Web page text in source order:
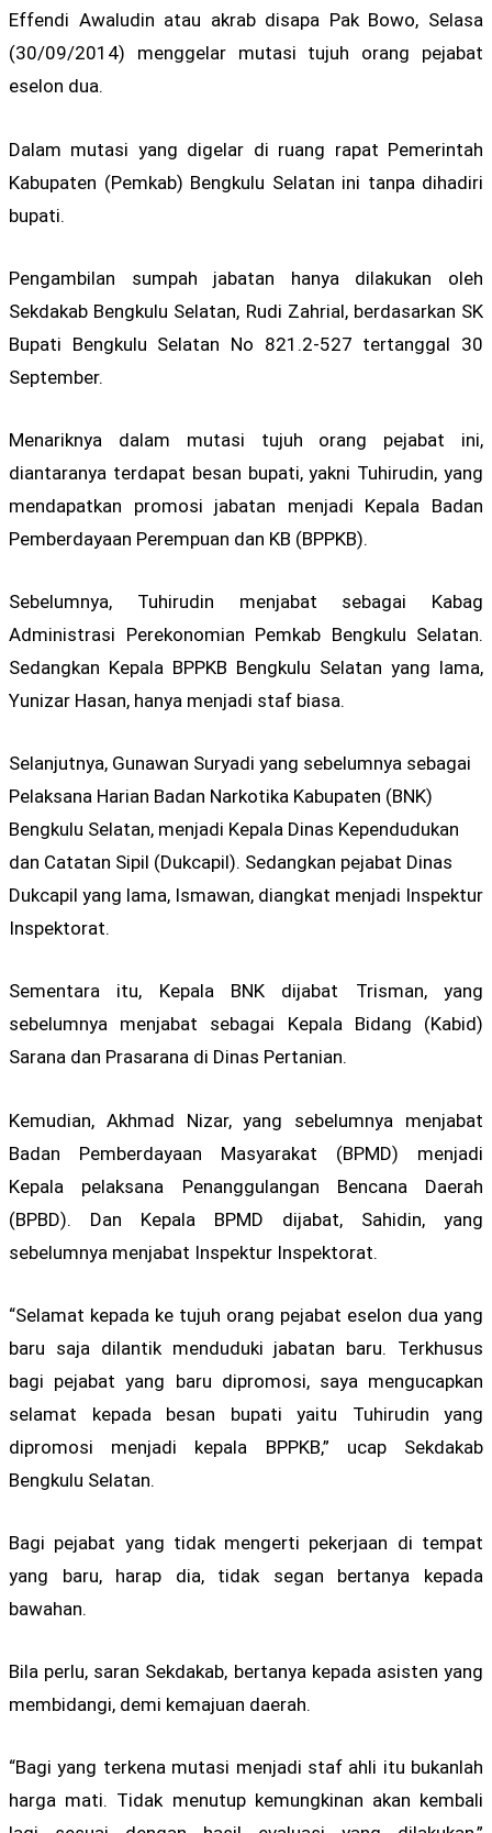
Effendi Awaludin atau akrab disapa Pak Bowo, Selasa
(30/09/2014) menggelar mutasi tujuh orang pejabat
eselon dua.
Dalam mutasi yang digelar di ruang rapat Pemerintah
Kabupaten (Pemkab) Bengkulu Selatan ini tanpa dihadiri
bupati.
Pengambilan sumpah jabatan hanya dilakukan oleh
Sekdakab Bengkulu Selatan, Rudi Zahrial, berdasarkan SK
Bupati Bengkulu Selatan No 821.2-527 tertanggal 30
September.
Menariknya dalam mutasi tujuh orang pejabat ini,
diantaranya terdapat besan bupati, yakni Tuhirudin, yang
mendapatkan promosi jabatan menjadi Kepala Badan
Pemberdayaan Perempuan dan KB (BPPKB).
Sebelumnya, Tuhirudin menjabat sebagai Kabag
Administrasi Perekonomian Pemkab Bengkulu Selatan.
Sedangkan Kepala BPPKB Bengkulu Selatan yang lama,
Yunizar Hasan, hanya menjadi staf biasa.
Selanjutnya, Gunawan Suryadi yang sebelumnya sebagai
Pelaksana Harian Badan Narkotika Kabupaten (BNK)
Bengkulu Selatan, menjadi Kepala Dinas Kependudukan
dan Catatan Sipil (Dukcapil). Sedangkan pejabat Dinas
Dukcapil yang lama, Ismawan, diangkat menjadi Inspektur
Inspektorat.
Sementara itu, Kepala BNK dijabat Trisman, yang
sebelumnya menjabat sebagai Kepala Bidang (Kabid)
Sarana dan Prasarana di Dinas Pertanian.
Kemudian, Akhmad Nizar, yang sebelumnya menjabat
Badan Pemberdayaan Masyarakat (BPMD) menjadi
Kepala pelaksana Penanggulangan Bencana Daerah
(BPBD). Dan Kepala BPMD dijabat, Sahidin, yang
sebelumnya menjabat Inspektur Inspektorat.
“Selamat kepada ke tujuh orang pejabat eselon dua yang
baru saja dilantik menduduki jabatan baru. Terkhusus
bagi pejabat yang baru dipromosi, saya mengucapkan
selamat kepada besan bupati yaitu Tuhirudin yang
dipromosi menjadi kepala BPPKB,” ucap Sekdakab
Bengkulu Selatan.
Bagi pejabat yang tidak mengerti pekerjaan di tempat
yang baru, harap dia, tidak segan bertanya kepada
bawahan.
Bila perlu, saran Sekdakab, bertanya kepada asisten yang
membidangi, demi kemajuan daerah.
“Bagi yang terkena mutasi menjadi staf ahli itu bukanlah
harga mati. Tidak menutup kemungkinan akan kembali